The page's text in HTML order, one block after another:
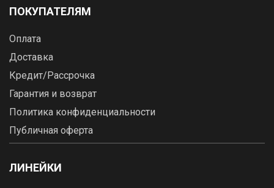
ПОКУПАТЕЛЯМ
Оплата
Доставка
Кредит/Рассрочка
Гарантия и возврат
Политика конфиденциальности
Публичная оферта
ЛИНЕЙКИ